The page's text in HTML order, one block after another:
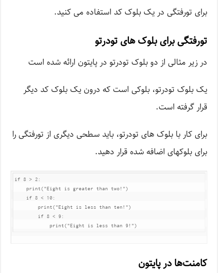
برای تورفتگی در یک بلوک کد استفاده می کنید.
تورفتگی برای بلوک های تودرتو
در زیر مثالی از دو بلوک تودرتو در پایتون ارائه شده است
یک بلوک تودرتو، بلوکی است که درون یک بلوک کد دیگر
قرار گرفته است.
برای کار با بلوک های تودرتو، باید سطحی دیگری از تورفتگی را
برای بلوکهای اضافه شده قرار دهید.
if 8 > 2:
    print("Eight is greater than two!")
    if 8 < 10:
        print("Eight is less than ten!")
        if 8 < 9:
کامنت‌ها در پایتون